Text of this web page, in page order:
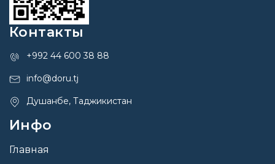
Контакты
+992 44 600 38 88
info@doru.tj
Душанбе, Таджикистан
Инфо
Главная